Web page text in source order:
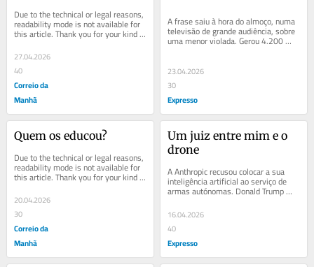
Due to the technical or legal reasons,
readability mode is not available for
this article. Thank you for your kind
27.04.2026
40
Correio da
Manhã
A frase saiu à hora do almoço, numa
televisão de grande audiência, sobre
uma menor violada. Gerou 4.200
23.04.2026
30
Expresso
Quem os educou?
Due to the technical or legal reasons,
readability mode is not available for
this article. Thank you for your kind
20.04.2026
30
Correio da
Manhã
Um juiz entre mim e o
drone
A Anthropic recusou colocar a sua
inteligência artificial ao serviço de
armas autónomas. Donald Trump
respondeu com um post e baniu a
empresa. Foi...
16.04.2026
40
Expresso